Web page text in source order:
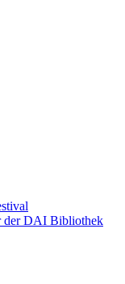
der DAI Bibliothek